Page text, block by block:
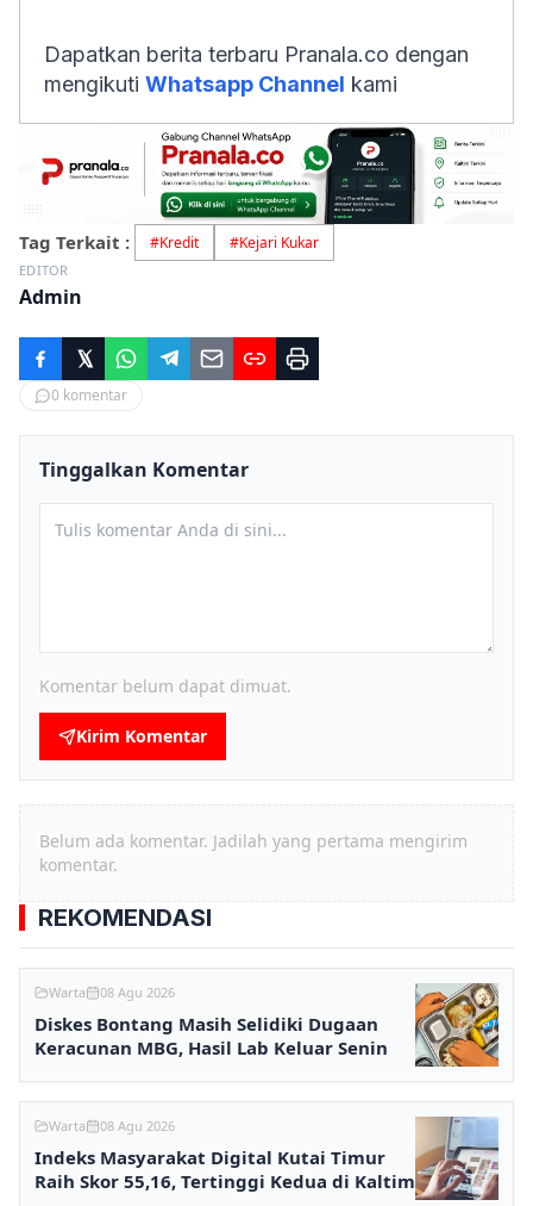
Dapatkan berita terbaru Pranala.co dengan
mengikuti Whatsapp Channel kami
Tag Terkait : #Kredit #Kejari Kukar
EDITOR
Admin
0 komentar
Tinggalkan Komentar
Komentar belum dapat dimuat.
Kirim Komentar
Belum ada komentar. Jadilah yang pertama mengirim
komentar.
REKOMENDASI
Warta 08 Agu 2026
Diskes Bontang Masih Selidiki Dugaan
Keracunan MBG, Hasil Lab Keluar Senin
Warta 08 Agu 2026
Indeks Masyarakat Digital Kutai Timur
Raih Skor 55,16, Tertinggi Kedua di Kaltim